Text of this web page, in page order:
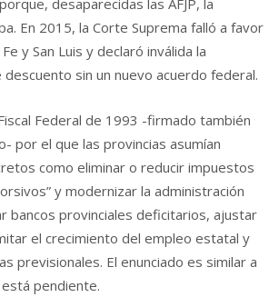
En 2015, la Corte Suprema falló a favor
y San Luis y declaró inválida la
sin un nuevo acuerdo federal.
Federal de 1993 -firmado también
por el que las provincias asumían
como eliminar o reducir impuestos
y modernizar la administración
bancos provinciales deficitarios, ajustar
el crecimiento del empleo estatal y
previsionales. El enunciado es similar a
pendiente.